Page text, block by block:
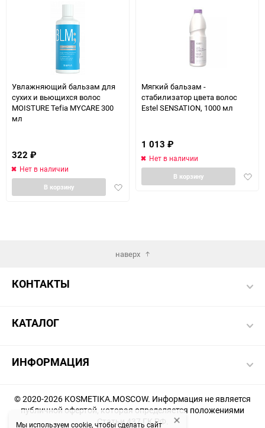
Мы используем cookie, чтобы сделать сайт
Увлажняющий бальзам для
сухих и вьющихся волос
MOISTURE Tefia MYCARE 300
мл
322 ₽
Нет в наличии
Добавить
В корзину
Мягкий бальзам -
стабилизатор цвета волос
Estel SENSATION, 1000 мл
1 013 ₽
Нет в наличии
В корзину
наверх
КОНТАКТЫ
КАТАЛОГ
ИНФОРМАЦИЯ
© 2020-2026 KOSMETIKA.MOSCOW. Информация не является
публичной офертой, которая определяется положениями
Статьи 437 ГК РФ.